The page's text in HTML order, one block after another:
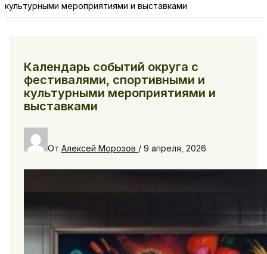
культурными мероприятиями и выставками
Календарь событий округа с
фестивалями, спортивными и
культурными мероприятиями и
выставками
От Алексей Морозов / 9 апреля, 2026